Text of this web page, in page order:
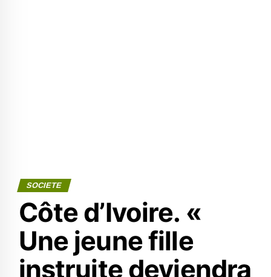
SOCIETE
Côte d’Ivoire. «
Une jeune fille
instruite deviendra